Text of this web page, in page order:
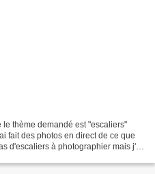
thème demandé est "escaliers"
fait des photos en direct de ce que
d'escaliers à photographier mais j'ai